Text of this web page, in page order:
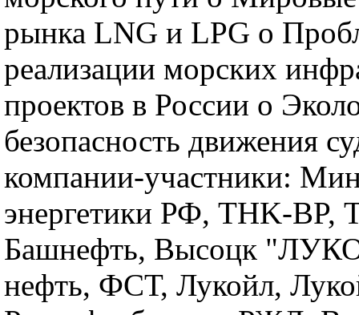
рынка LNG и LPG o
реализации морских
проектов в России o
безопасность движения
компании-участники:
энергетики РФ, TНK-BP,
Башнефть, Высоцк
нефть, ФСТ, Лукойл,